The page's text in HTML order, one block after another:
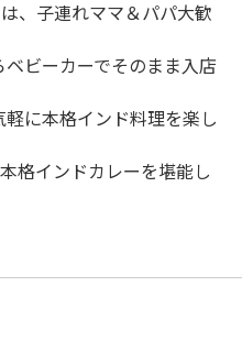
、子連れママ＆パパ大歓
ビーカーでそのまま入店
に本格インド料理を楽し
格インドカレーを堪能し